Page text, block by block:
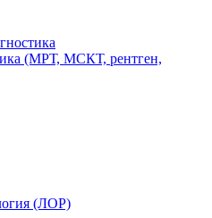
(МРТ, МСКТ, рентген,
(ЛОР)